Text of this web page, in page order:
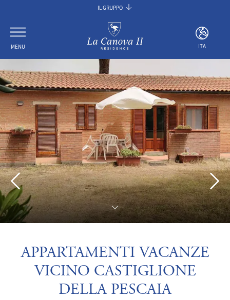
IL GRUPPO
TUSCANIA HOTEL GROUP
VILLA PALAGIO
VILLA PITIANA
MENU ITA
APPARTAMENTI VACANZE
VICINO CASTIGLIONE
DELLA PESCAIA